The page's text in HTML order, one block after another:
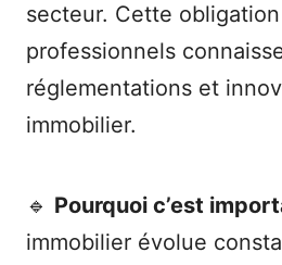
secteur. Cette
professionnels
réglementations et
immobilier.
🔹 Pourquoi c’est
immobilier évolue